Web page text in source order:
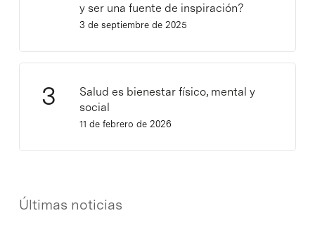
y ser una fuente de inspiración?
3 de septiembre de 2025
Salud es bienestar físico, mental y
social
11 de febrero de 2026
Últimas noticias